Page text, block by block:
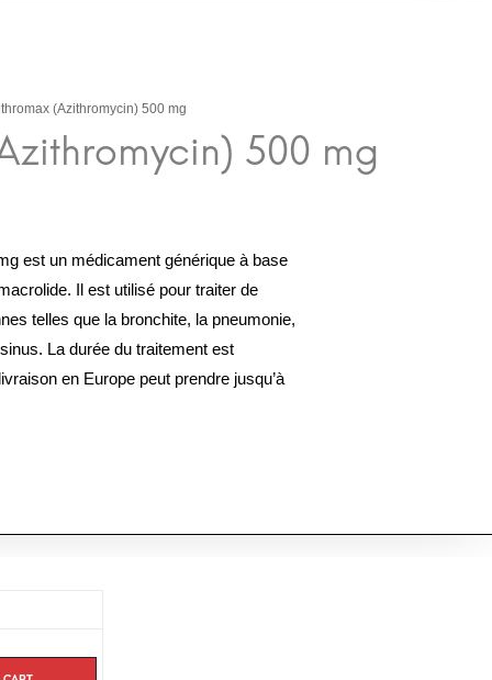
(Azithromycin) 500 mg
est un médicament générique à base
Il est utilisé pour traiter de
telles que la bronchite, la pneumonie,
La durée du traitement est
en Europe peut prendre jusqu’à